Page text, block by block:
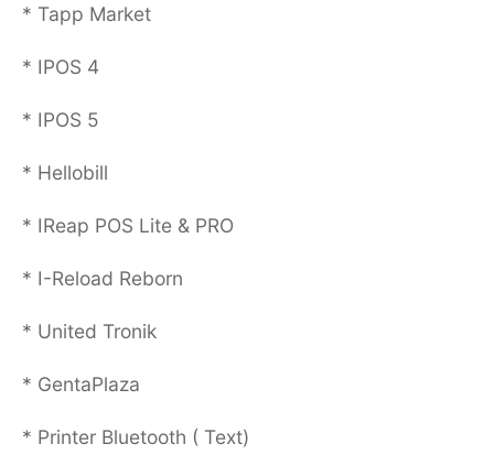
* Tapp Market
* IPOS 4
* IPOS 5
* Hellobill
* IReap POS Lite & PRO
* I-Reload Reborn
* United Tronik
* GentaPlaza
* Printer Bluetooth ( Text)